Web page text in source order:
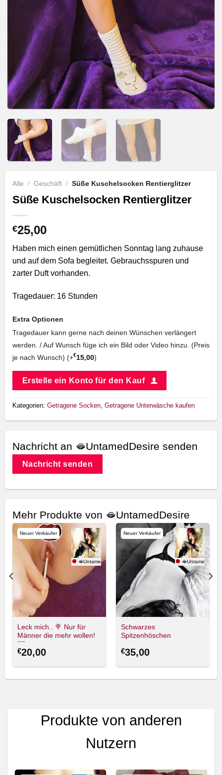
Alle / Geschäft / Süße Kuschelsocken Rentierglitzer
Süße Kuschelsocken Rentierglitzer
€25,00
Haben mich einen gemütlichen Sonntag lang zuhause
und auf dem Sofa begleitet. Gebrauchsspuren und
zarter Duft vorhanden.
Tragedauer: 16 Stunden
Extra Optionen
Tragedauer kann gerne nach deinen Wünschen verlängert
werden. / Auf Wunsch füge ich ein Bild oder Video hinzu. (Preis
je nach Wunsch) (+€15,00)
Erstelle ein Konto für den Kauf
Kategorien: Getragene Socken, Getragene Unterwäsche kaufen
Nachricht an 🫦UntamedDesire senden
Nachricht senden
Mehr Produkte von 🫦UntamedDesire
Neuer Verkäufer
🫦UntamedDesire
Leck mich.. 🍭 Nur für
Männer die mehr wollen!
❤️‍🔥
€20,00
Neuer Verkäufer
🫦UntamedDesire
Schwarzes
Spitzenhöschen
€35,00
Produkte von anderen
Nutzern